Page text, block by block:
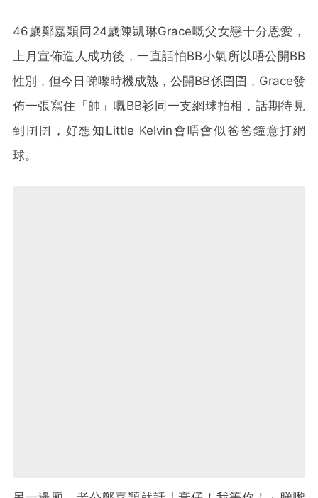
46歲鄭嘉穎同24歲陳凱琳Grace嘅父女戀十分恩愛，
上月宣佈造人成功後，一直話怕BB小氣所以唔公開BB
性別，但今日睇嚟時機成熟，公開BB係囝囝，Grace發
佈一張寫住「帥」嘅BB衫同一支網球拍相，話期待見
到囝囝，好想知Little Kelvin會唔會似爸爸鐘意打網
球。